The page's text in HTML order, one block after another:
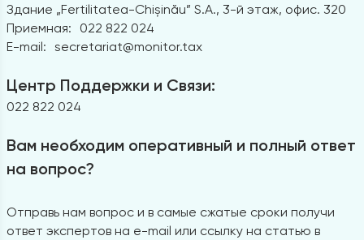
Здание „Fertilitatea-Chișinău” S.A., 3-й этаж, офис. 320
Приемная:
022 822 024
E-mail: secretariat@monitor.tax
Центр Поддержки и Связи:
022 822 024
Вам необходим оперативный и полный ответ
на вопрос?
Отправь нам вопрос и в самые сжатые сроки получи
ответ экспертов на e-mail или ссылку на статью в